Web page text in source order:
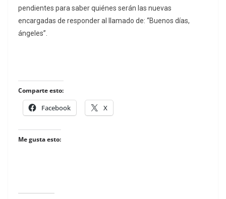
pendientes para saber quiénes serán las nuevas
encargadas de responder al llamado de: “Buenos días,
ángeles”.
Comparte esto:
Facebook X
Me gusta esto: